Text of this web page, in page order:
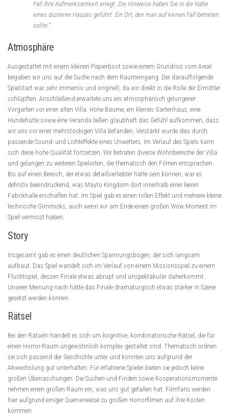
Fall Ihre Aufmerksamkeit erregt. Die Hinweise haben Sie in die Nähe
eines düsteren Hauses geführt. Ein Ort, den man auf keinen Fall betreten
sollte.“
Atmosphäre
Ausgestattet mit einem kleinen Papierboot sowie einem Grundriss vom Areal
begaben wir uns auf die Suche nach dem Raumeingang. Der darauffolgende
Spielstart war sehr immersiv und originell, da wir direkt in die Rolle der Ermittler
schlüpften. Anschließend erwartete uns ein atmosphärisch gelungener
Vorgarten vor einer alten Villa. Hohe Bäume, ein kleines Gartenhaus, eine
Hundehütte sowie eine Veranda ließen glaubhaft das Gefühl aufkommen, dass
wir uns vor einer mehrstöckigen Villa befanden. Verstärkt wurde dies durch
passende Sound- und Lichteffekte eines Unwetters. Im Verlauf des Spiels kann
sich diese hohe Qualität fortsetzen. Wir betraten diverse Wohnbereiche der Villa
und gelangen zu weiteren Spielorten, die thematisch den Filmen entsprachen.
Bis auf einen Bereich, der etwas detaillverliebter hätte sein können, war es
definitiv beeindruckend, was Mayto Kingdom dort innerhalb einer leeren
Fabrikhalle erschaffen hat. Im Spiel gab es einen tollen Effekt und mehrere kleine
technische Gimmicks, auch wenn wir am Ende einen großen Wow-Moment im
Spiel vermisst haben.
Story
Insgesamt gab es einen deutlichen Spannungsbogen, der sich langsam
aufbaut. Das Spiel wandelt sich im Verlauf von einem Missionsspiel zu einem
Fluchtspiel, dessen Finale etwas abrupt und unspektakulär daherkommt.
Unserer Meinung nach hätte das Finale dramaturgisch etwas stärker in Szene
gesetzt werden können.
Rätsel
Bei den Rätseln handelt es sich um kognitive, kombinatorische Rätsel, die für
einen Horror-Raum ungewöhnlich komplex gestaltet sind. Thematisch ordnen
sie sich passend der Geschichte unter und konnten uns aufgrund der
Abwechslung gut unterhalten. Für erfahrene Spieler bieten sie jedoch keine
großen Überraschungen. Die Suchen-und-Finden sowie Kooperationsmomente
nehmen einen großen Raum ein, was uns gut gefallen hat. Filmfans werden
hier aufgrund einiger Querverweise zu großen Horrorfilmen auf ihre Kosten
kommen.